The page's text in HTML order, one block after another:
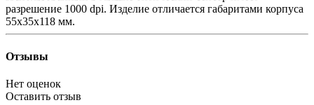
разрешение 1000 dpi. Изделие отличается габаритами корпуса
55x35x118 мм.
Отзывы
Нет оценок
Оставить отзыв